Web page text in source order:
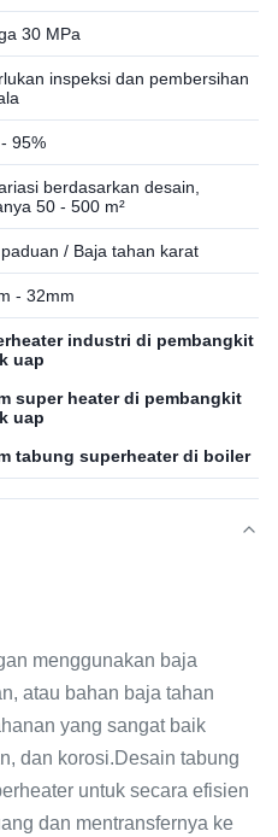
30 MPa
inspeksi dan pembersihan
95%
berdasarkan desain,
50 - 500 m²
/ Baja tahan karat
- 32mm
industri di pembangkit
uap
super heater di pembangkit
uap
tabung superheater di boiler
menggunakan baja
atau bahan baja tahan
yang sangat baik
dan korosi.Desain tabung
untuk secara efisien
dan mentransfernya ke